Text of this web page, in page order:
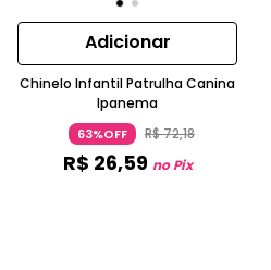
Adicionar
Chinelo Infantil Patrulha Canina
Ipanema
63%OFF R$72,18
R$ 26,59 no Pix